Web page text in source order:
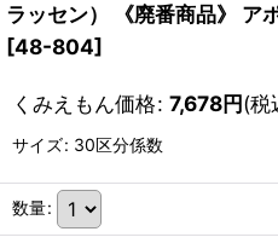
ラッセン） 《廃番商品》
[48-804]
くみえもん価格: 7,678円(税
サイズ: 30区分係数
数量: